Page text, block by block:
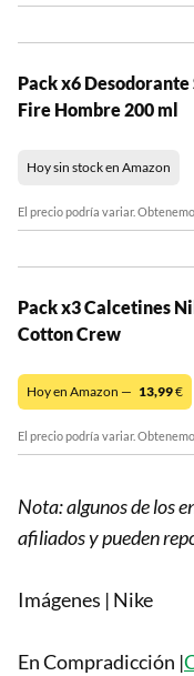
Pack x6 Desodorante
Fire Hombre 200 ml
Hoy sin stock en Amazon
El precio podría variar.
Pack x3 Calcetines
Cotton Crew
Hoy en Amazon — 13,99€
El precio podría variar.
Nota: algunos de los
afiliados y pueden
Imágenes | Nike
En Compradicción |